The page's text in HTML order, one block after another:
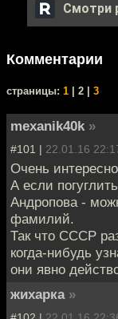
Смотри
Комментарии
cтраницы: 1 | 2 | 3
mexanik40k »
#101 | 22.01.16
Очень
А если
Андропова -
фамилий.
Так что СССР
когда-нибудь
они явно
жихарка »